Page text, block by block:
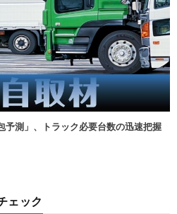
予測」、トラック必要台数の迅速把握
ェック